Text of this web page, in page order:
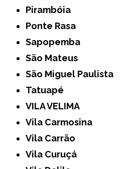
Pirambóia
Ponte Rasa
Sapopemba
São Mateus
São Miguel Paulista
Tatuapé
VILA VELIMA
Vila Carmosina
Vila Carrão
Vila Curuçá